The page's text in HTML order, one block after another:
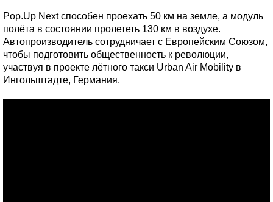
Pop.Up Next способен проехать 50 км на земле, а модуль
полёта в состоянии пролететь 130 км в воздухе.
Автопроизводитель сотрудничает с Европейским Союзом,
чтобы подготовить общественность к революции,
участвуя в проекте лётного такси Urban Air Mobility в
Ингольштадте, Германия.